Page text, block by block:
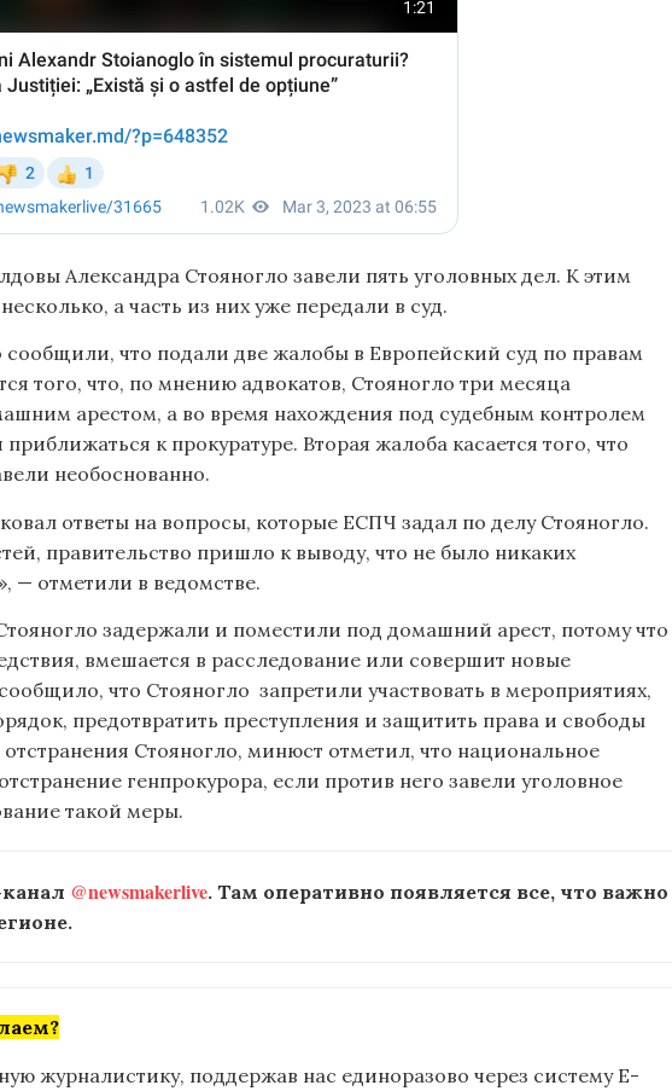
Александра Стояногло завели пять уголовных дел. К этим
а часть из них уже передали в суд.
что подали две жалобы в Европейский суд по правам
того, что, по мнению адвокатов, Стояногло три месяца
арестом, а во время нахождения под судебным контролем
к прокуратуре. Вторая жалоба касается того, что
необоснованно.
ответы на вопросы, которые ЕСПЧ задал по делу Стояногло.
правительство пришло к выводу, что не было никаких
— отметили в ведомстве.
задержали и поместили под домашний арест, потому что
вмешается в расследование или совершит новые
что Стояногло запретили участвовать в мероприятиях,
предотвратить преступления и защитить права и свободы
Стояногло, минюст отметил, что национальное
генпрокурора, если против него завели уголовное
такой меры.
@newsmakerlive. Там оперативно появляется все, что важно
журналистику, поддержав нас единоразово через систему E-